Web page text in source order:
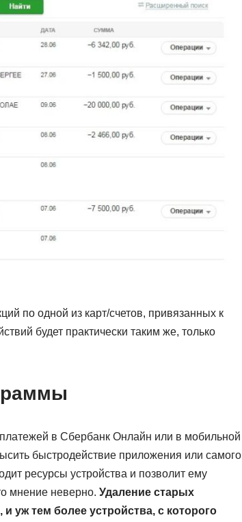
по одной из карт/счетов, привязанных к
будет практически таким же, только
в Сбербанк Онлайн или в мобильной
быстродействие приложения или самого
ресурсы устройства и позволит ему
мнение неверно. Удаление старых
уж тем более устройства, с которого